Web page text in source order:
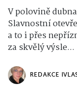
V polovině
Slavnostní
a to i přes
za skvělý výsle...
REDAKCE